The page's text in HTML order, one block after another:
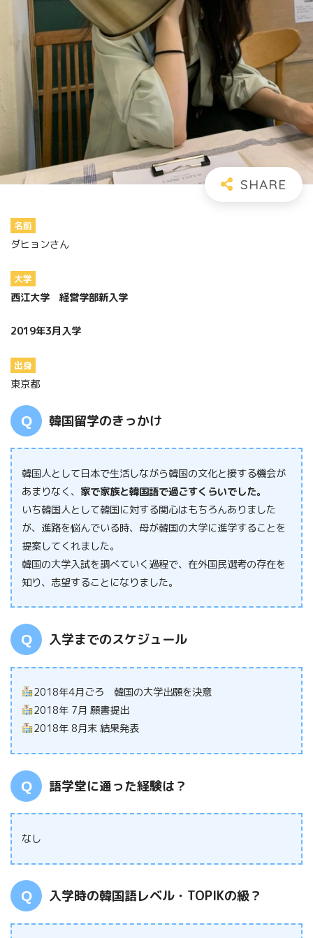
名前
ダヒョンさん
大学
西江大学 経営学部新入学
2019年3月入学
出身
東京都
韓国留学のきっかけ
韓国人として日本で生活しながら韓国の文化と接する機会が
あまりなく、 家で家族と韓国語で過ごすくらいでした。
いち韓国人として韓国に対する関心はもちろんありました
が、進路を悩んでいる時、母が韓国の大学に進学することを
提案してくれました。
韓国の大学入試を調べていく過程で、在外国民選考の存在を
知り、志望することになりました。
入学までのスケジュール
2018年4月ごろ 韓国の大学出願を決意
2018年 7月 願書提出
2018年 8月末 結果発表
語学堂に通った経験は？
なし
入学時の韓国語レベル・TOPIKの級？